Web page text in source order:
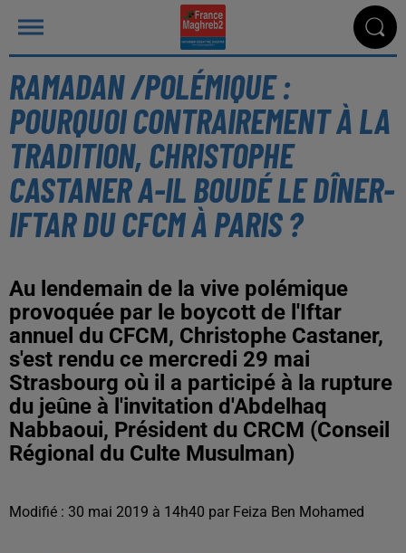
RAMADAN /POLÉMIQUE :
POURQUOI CONTRAIREMENT À LA
TRADITION, CHRISTOPHE
CASTANER A-IL BOUDÉ LE DÎNER-
IFTAR DU CFCM À PARIS ?
Au lendemain de la vive polémique
provoquée par le boycott de l'Iftar
annuel du CFCM, Christophe Castaner,
s'est rendu ce mercredi 29 mai
Strasbourg où il a participé à la rupture
du jeûne à l'invitation d'Abdelhaq
Nabbaoui, Président du CRCM (Conseil
Régional du Culte Musulman)
Modifié : 30 mai 2019 à 14h40 par Feiza Ben Mohamed